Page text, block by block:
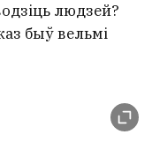
людзей?
быў вельмі